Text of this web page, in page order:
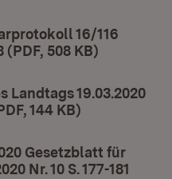
16/116
(PDF, 508 KB)
Landtags 19.03.2020
144 KB)
Gesetzblatt für
Nr. 10 S. 177-181